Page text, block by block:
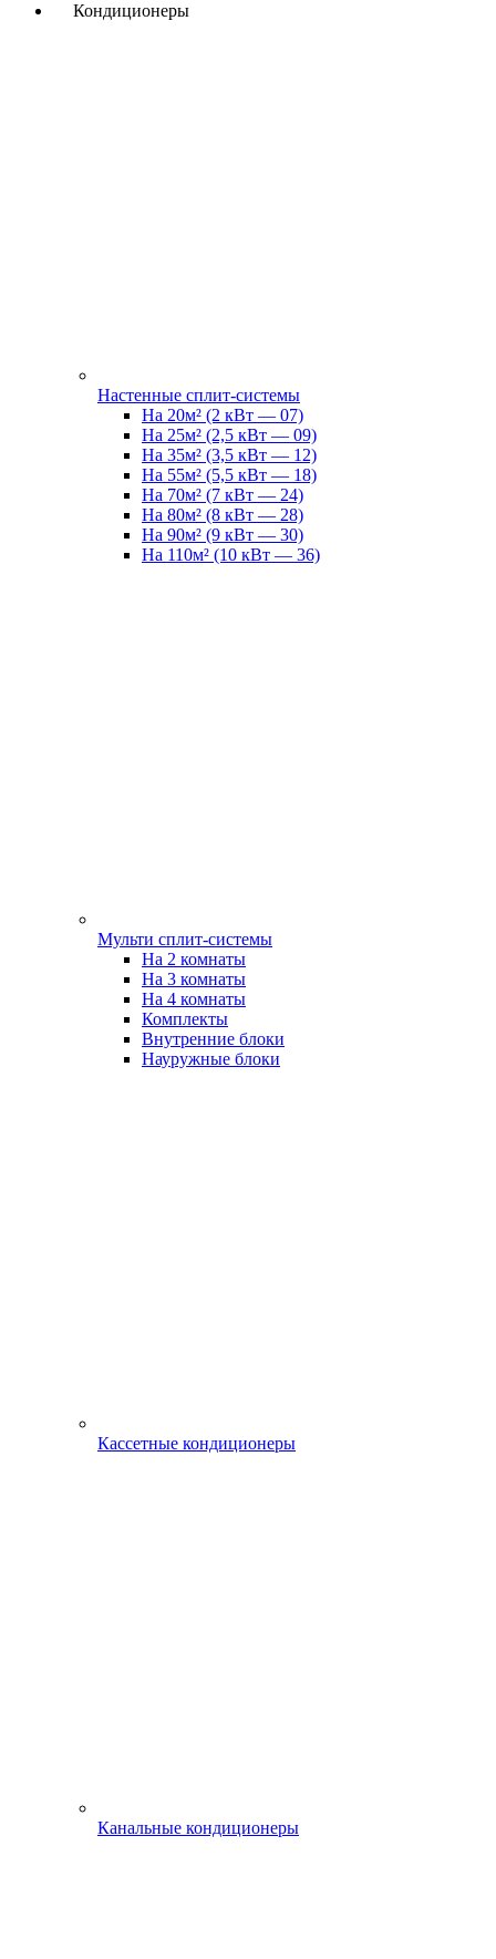
Кондиционеры
Настенные сплит-системы
На 20м² (2 кВт — 07)
На 25м² (2,5 кВт — 09)
На 35м² (3,5 кВт — 12)
На 55м² (5,5 кВт — 18)
На 70м² (7 кВт — 24)
На 80м² (8 кВт — 28)
На 90м² (9 кВт — 30)
На 110м² (10 кВт — 36)
Мульти сплит-системы
На 2 комнаты
На 3 комнаты
На 4 комнаты
Комплекты
Внутренние блоки
Науружные блоки
Кассетные кондиционеры
Канальные кондиционеры